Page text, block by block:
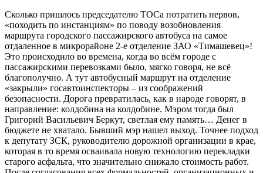
Сколько пришлось председателю ТОСа потратить нервов,
«походить по инстанциям» по поводу возобновления
маршрута городского пассажирского автобуса на самое
отдаленное в микрорайоне 2-е отделение ЗАО «Тимашевец»!
Это происходило во времена, когда во всём городе с
пассажирскими перевозками было, мягко говоря, не всё
благополучно. А тут автобусный маршрут на отделение
«закрыли» госавтоинспекторы – из соображений
безопасности. Дорога превратилась, как в народе говорят, в
направление: колдобина на колдобине. Мэром тогда был
Григорий Васильевич Беркут, светлая ему память… Денег в
бюджете не хватало. Бывший мэр нашел выход. Точнее подход
к депутату ЗСК, руководителю дорожной организации в крае,
которая в то время осваивала новую технологию перекладки
старого асфальта, что значительно снижало стоимость работ.